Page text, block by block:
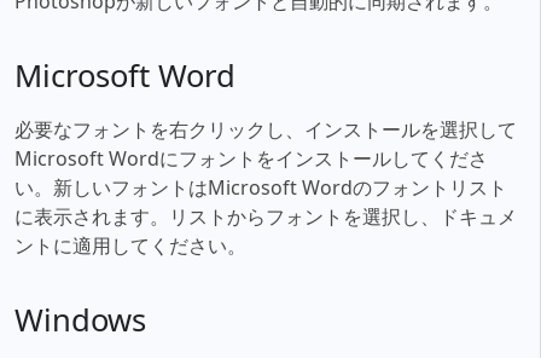
Microsoft Word
必要なフォントを右クリックし、インストールを選択して
Microsoft Wordにフォントをインストールしてくださ
い。新しいフォントはMicrosoft Wordのフォントリスト
に表示されます。リストからフォントを選択し、ドキュメ
ントに適用してください。
Windows